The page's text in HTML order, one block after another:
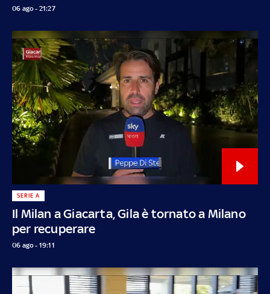
06 ago - 21:27
Il Milan a Giacarta, Gila è tornato a Milano
per recuperare
SERIE A
06 ago - 19:11